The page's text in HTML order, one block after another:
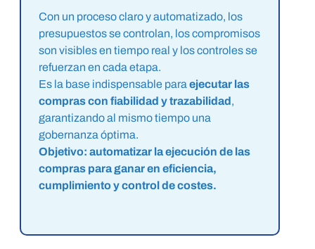
Con un proceso claro y automatizado, los
presupuestos se controlan, los compromisos
son visibles en tiempo real y los controles se
refuerzan en cada etapa.
Es la base indispensable para ejecutar las
compras con fiabilidad y trazabilidad,
garantizando al mismo tiempo una
gobernanza óptima.
Objetivo: automatizar la ejecución de las
compras para ganar en eficiencia,
cumplimiento y control de costes.